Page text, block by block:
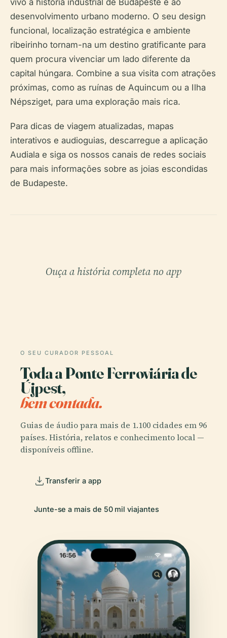
vivo à história industrial de Budapeste e ao
desenvolvimento urbano moderno. O seu design
funcional, localização estratégica e ambiente
ribeirinho tornam-na um destino gratificante para
quem procura vivenciar um lado diferente da
capital húngara. Combine a sua visita com atrações
próximas, como as ruínas de Aquincum ou a Ilha
Népsziget, para uma exploração mais rica.
Para dicas de viagem atualizadas, mapas
interativos e audioguias, descarregue a aplicação
Audiala e siga os nossos canais de redes sociais
para mais informações sobre as joias escondidas
de Budapeste.
Ouça a história completa no app
O SEU CURADOR PESSOAL
Toda a Ponte Ferroviária de
Újpest,
bem contada.
Guias de áudio para mais de 1.100 cidades em 96
países. História, relatos e conhecimento local —
disponíveis offline.
Transferir a app
Junte-se a mais de 50 mil viajantes